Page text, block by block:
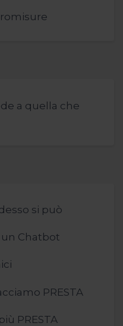
a quella che
si può
un Chatbot
PRESTA
PRESTA